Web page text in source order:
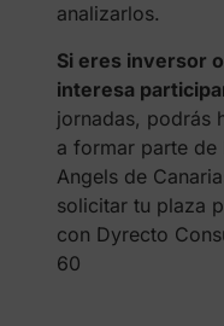
analizarlos.
Si eres inversor
interesa
jornadas, podrás
a formar parte de
Angels de
solicitar tu plaza
con Dyrecto
60